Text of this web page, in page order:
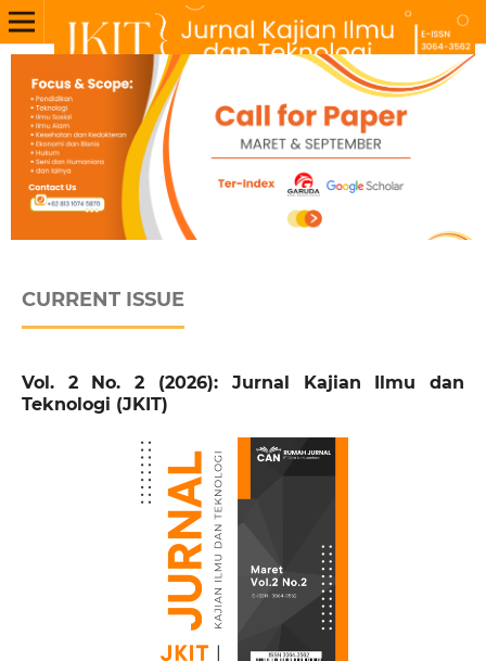
CURRENT ISSUE
Vol. 2 No. 2 (2026): Jurnal Kajian Ilmu dan
Teknologi (JKIT)